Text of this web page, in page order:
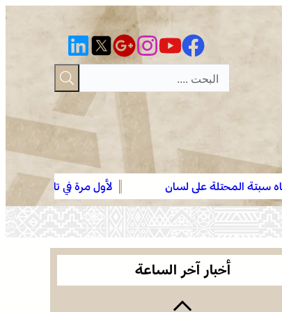
على لسان
لأول مرة في تاريخه .. موسم مولاي
بـ”السلكة” تأكيدا لبعده الروحي
أخبار آخر الساعة
توقيف هولندي مبحوث عنه دولياً من طرف
للاشتباه في ارتباطه بشبكة إجرامية عابرة
الكاملة لاقتحام ولي العهد مياه سبتة المحتلة